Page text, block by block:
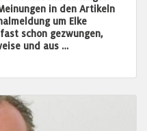
in den Artikeln
um Elke
schon gezwungen,
und aus …